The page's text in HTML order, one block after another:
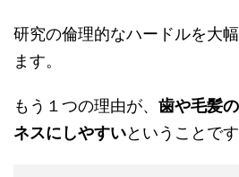
研究の倫理的なハードルを大
ます。
もう１つの理由が、 歯や毛髪
ネスにしやすいということです